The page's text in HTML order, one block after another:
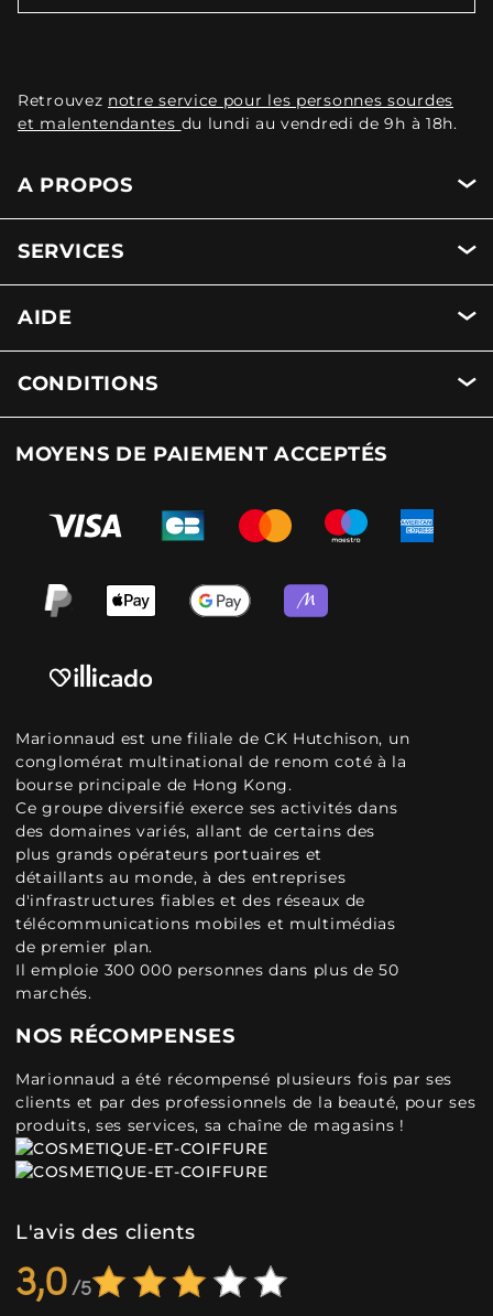
Retrouvez notre service pour les personnes sourdes
et malentendantes du lundi au vendredi de 9h à 18h.
A PROPOS
SERVICES
AIDE
CONDITIONS
MOYENS DE PAIEMENT ACCEPTÉS
Marionnaud est une filiale de CK Hutchison, un
conglomérat multinational de renom coté à la
bourse principale de Hong Kong.
Ce groupe diversifié exerce ses activités dans
des domaines variés, allant de certains des
plus grands opérateurs portuaires et
détaillants au monde, à des entreprises
d'infrastructures fiables et des réseaux de
télécommunications mobiles et multimédias
de premier plan.
Il emploie 300 000 personnes dans plus de 50
marchés.
NOS RÉCOMPENSES
Marionnaud a été récompensé plusieurs fois par ses
clients et par des professionnels de la beauté, pour ses
produits, ses services, sa chaîne de magasins !
L'avis des clients
3,0